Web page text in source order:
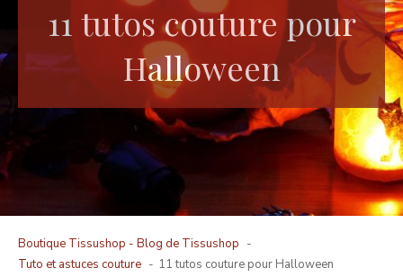
11 tutos couture pour
Halloween
Boutique Tissushop - Blog de Tissushop
Tuto et astuces couture
11 tutos couture pour Halloween